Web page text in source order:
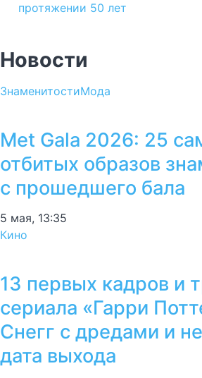
протяжении 50 лет
Новости
ЗнаменитостиМода
Met Gala 2026: 25
отбитых образов
с прошедшего бала
5 мая, 13:35
Кино
13 первых кадров и
сериала «Гарри
Снегг с дредами и
дата выхода